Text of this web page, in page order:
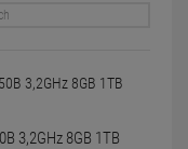
3,2GHz 8GB 1TB